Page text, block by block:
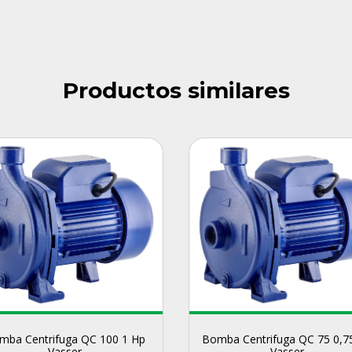
Productos similares
Centrifuga QC 100 1 Hp
Bomba Centrifuga QC 75